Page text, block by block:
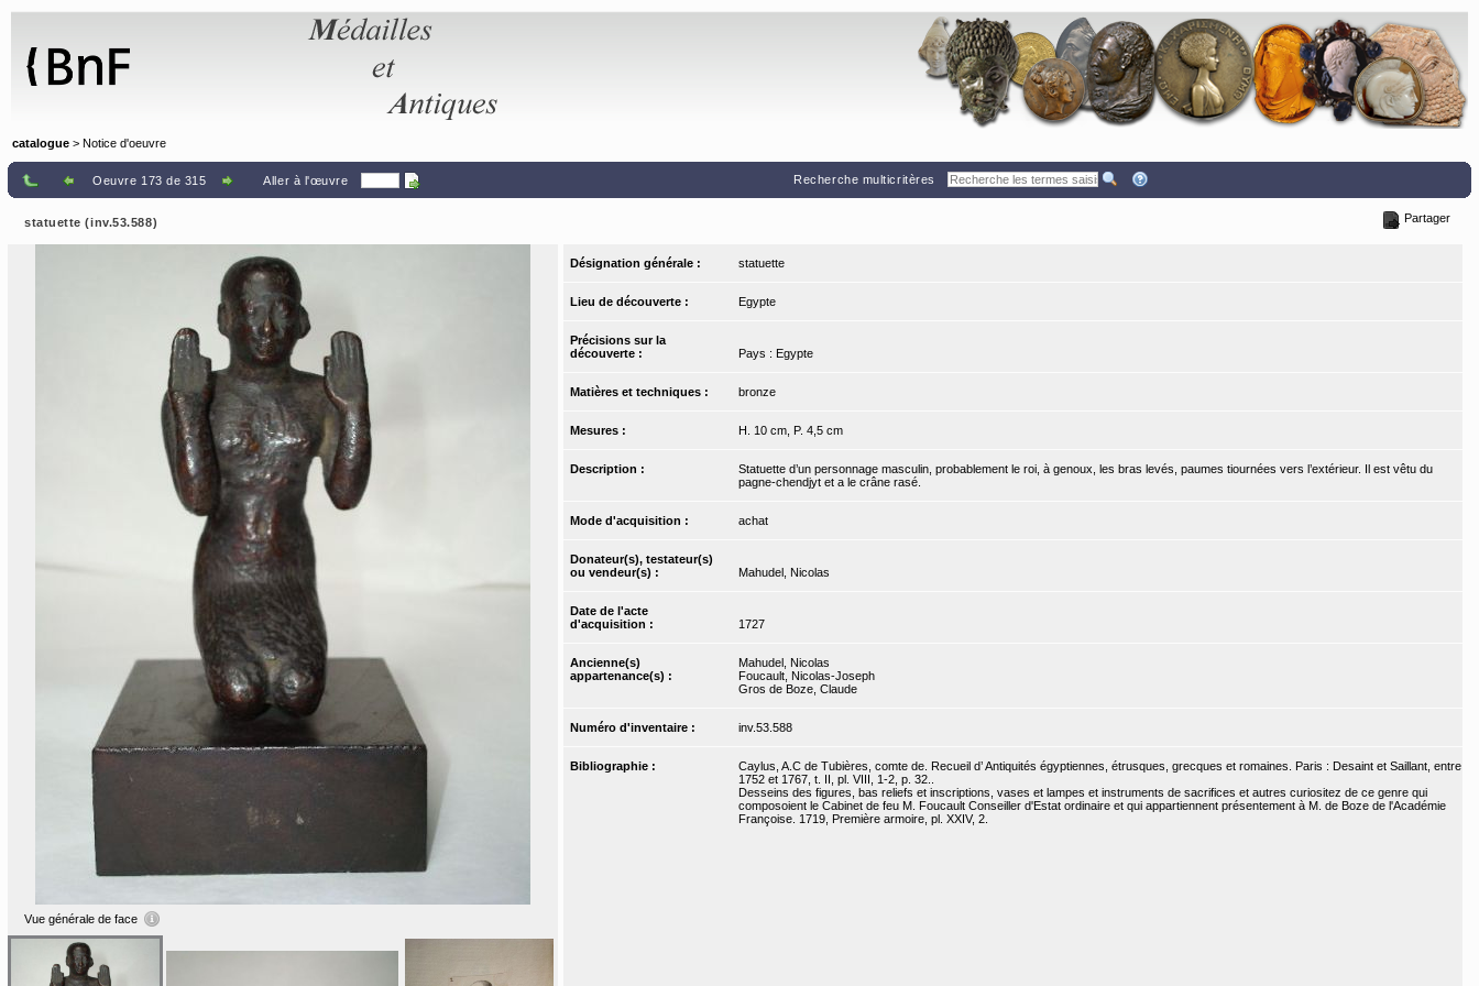
catalogue > Notice d'oeuvre
Oeuvre 173 de 315 Aller à l'œuvre Recherche multicritères
statuette (inv.53.588) Partager
Vue générale de face
Désignation générale : statuette
Lieu de découverte : Egypte
Précisions sur la
découverte :
Pays : Egypte
Matières et techniques : bronze
Mesures : H. 10 cm, P. 4,5 cm
Description :
Statuette d’un personnage masculin, probablement le roi, à genoux, les bras levés, paumes tiournées vers l’extérieur. Il est vêtu du
pagne-chendjyt et a le crâne rasé.
Mode d'acquisition : achat
Donateur(s), testateur(s)
ou vendeur(s) :
Mahudel, Nicolas
Date de l'acte
d'acquisition :
1727
Ancienne(s)
appartenance(s) :
Mahudel, Nicolas
Foucault, Nicolas-Joseph
Gros de Boze, Claude
Numéro d'inventaire : inv.53.588
Bibliographie :
Caylus, A.C de Tubières, comte de. Recueil d’ Antiquités égyptiennes, étrusques, grecques et romaines. Paris : Desaint et Saillant, entre
1752 et 1767, t. II, pl. VIII, 1-2, p. 32..
Desseins des figures, bas reliefs et inscriptions, vases et lampes et instruments de sacrifices et autres curiositez de ce genre qui
composoient le Cabinet de feu M. Foucault Conseiller d'Estat ordinaire et qui appartiennent présentement à M. de Boze de l'Académie
Françoise. 1719, Première armoire, pl. XXIV, 2.